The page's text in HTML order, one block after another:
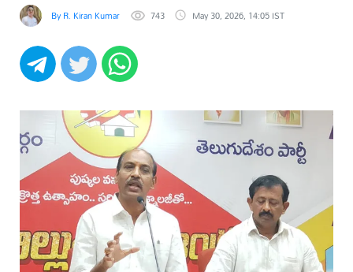
By R. Kiran Kumar 743 May 30, 2026, 14:05 IST